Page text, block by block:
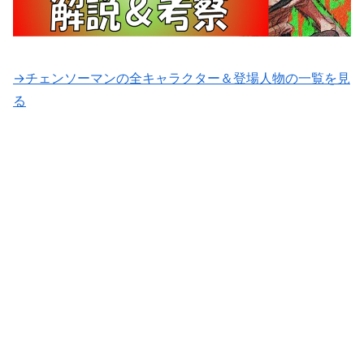
→チェンソーマンの全キャラクター＆登場人物の一覧を見
る